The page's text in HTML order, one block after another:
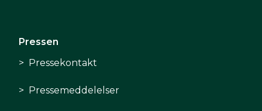
Pressen
Pressekontakt
Pressemeddelelser